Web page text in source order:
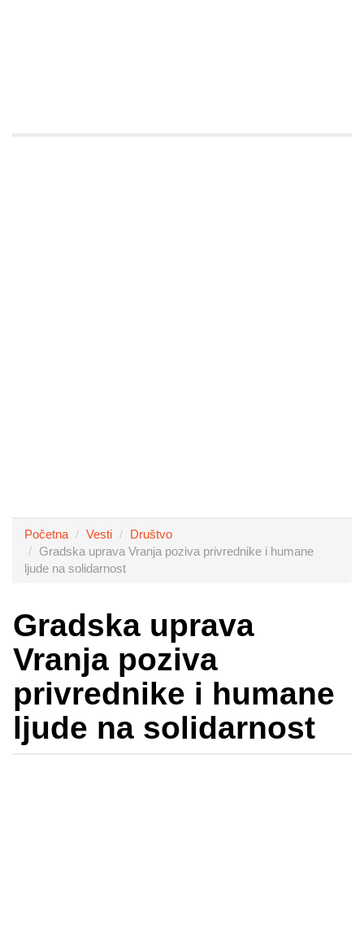
Početna Vesti
Društvo
Gradska uprava Vranja poziva privrednike i humane
ljude na solidarnost
Gradska uprava
Vranja poziva
privrednike i humane
ljude na solidarnost